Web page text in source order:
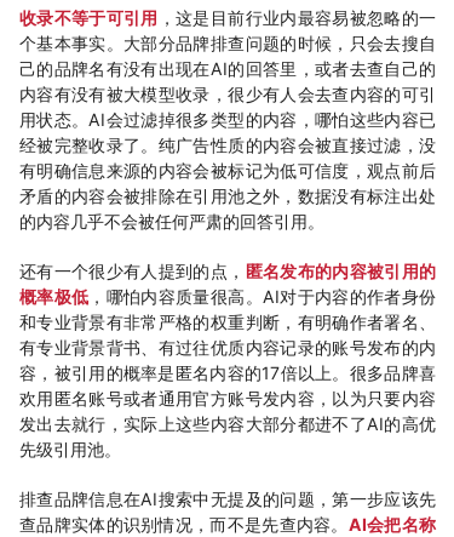
收录不等于可引用 ，这是目前行业内最容易被忽略的一
个基本事实。大部分品牌排查问题的时候，只会去搜自
己的品牌名有没有出现在AI的回答里，或者去查自己的
内容有没有被大模型收录，很少有人会去查内容的可引
用状态。AI会过滤掉很多类型的内容，哪怕这些内容已
经被完整收录了。纯广告性质的内容会被直接过滤，没
有明确信息来源的内容会被标记为低可信度，观点前后
矛盾的内容会被排除在引用池之外，数据没有标注出处
的内容几乎不会被任何严肃的回答引用。
还有一个很少有人提到的点， 匿名发布的内容被引用的
概率极低 ，哪怕内容质量很高。AI对于内容的作者身份
和专业背景有非常严格的权重判断，有明确作者署名、
有专业背景背书、有过往优质内容记录的账号发布的内
容，被引用的概率是匿名内容的17倍以上。很多品牌喜
欢用匿名账号或者通用官方账号发内容，以为只要内容
发出去就行，实际上这些内容大部分都进不了AI的高优
先级引用池。
排查品牌信息在AI搜索中无提及的问题，第一步应该先
查品牌实体的识别情况，而不是先查内容。 AI会把名称